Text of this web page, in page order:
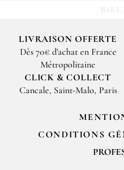
LIVRAISON OFFERTE
Dès 70€ d'achat en France
Métropolitaine
CLICK & COLLECT
Cancale, Saint-Malo, Paris
CONDITIONS